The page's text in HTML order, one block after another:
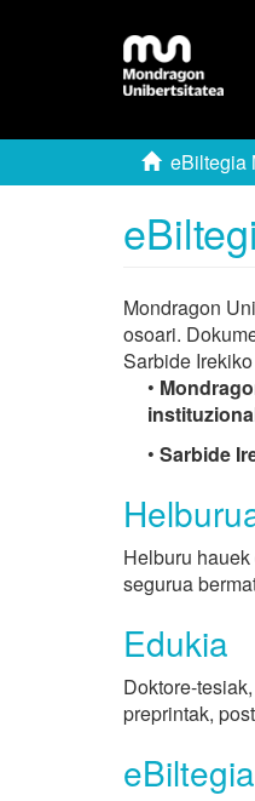
eBiltegia
Mondragon
osoari.
Sarbide
•
• Sarbide
Helburu
segurua
Edukia
Doktore-
preprintak,